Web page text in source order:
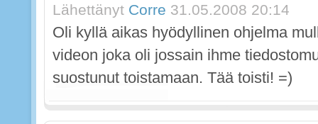
Lähettänyt Corre 31.05.2008 20:14
Oli kyllä aikas hyödyllinen ohjelma
videon joka oli jossain ihme
suostunut toistamaan. Tää toisti! =)